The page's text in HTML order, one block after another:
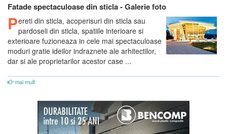
Fatade spectaculoase din sticla - Galerie foto
Pereti din sticla, acoperisuri din sticla sau
pardoseli din sticla, spatiile interioare si
exterioare fuzioneaza in cele mai spectaculoase
moduri gratie ideilor indraznete ale arhitectilor,
dar si ale proprietarilor acestor case ...
mai mult